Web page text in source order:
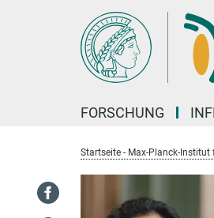
FORSCHUNG
Startseite - Max-Planck-